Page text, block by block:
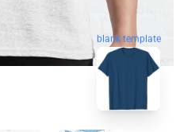
blank template